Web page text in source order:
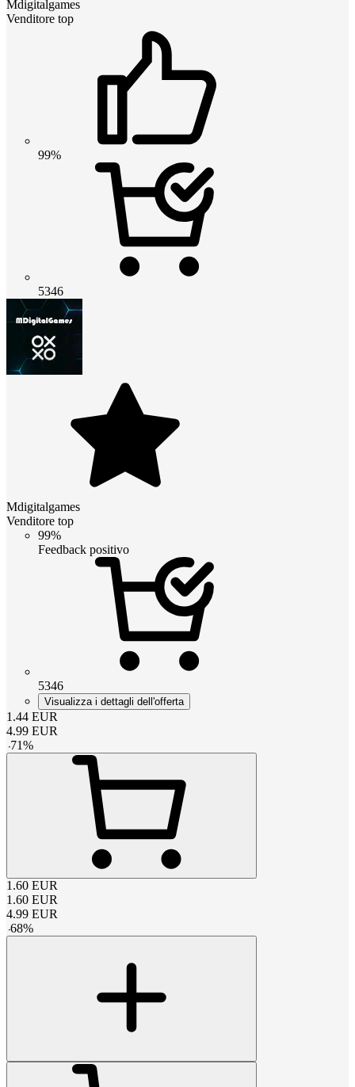
Mdigitalgames
Venditore top
99%
5346
Mdigitalgames
Venditore top
99%
Feedback positivo
5346
Visualizza i dettagli dell'offerta
1.44 EUR
4.99 EUR
-71%
1.60 EUR
1.60 EUR
4.99 EUR
-68%